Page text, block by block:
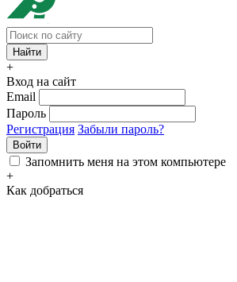
+
Вход на сайт
Email
Пароль
Регистрация Забыли пароль?
Войти
Запомнить меня на этом компьютере
+
Как добраться